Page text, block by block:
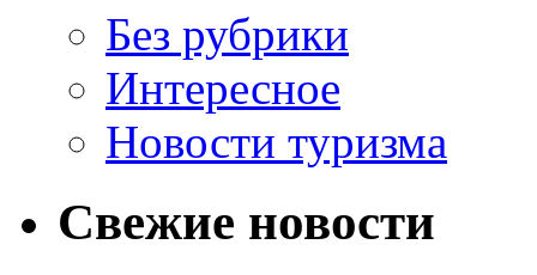
Без рубрики
Интересное
Новости туризма
Свежие новости